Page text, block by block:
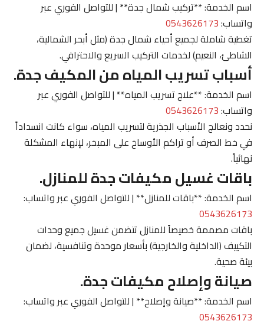
اسم الخدمة: **تركيب شمال جدة** | للتواصل الفوري عبر
واتساب:0543626173
تغطية شاملة لجميع أحياء شمال جدة (مثل أبحر الشمالية،
الشاطئ، النعيم) لخدمات التركيب السريع والاحترافي.
أسباب تسريب المياه من المكيف جدة.
اسم الخدمة: **علاج تسريب المياه** | للتواصل الفوري عبر
واتساب:0543626173
نحدد ونعالج الأسباب الجذرية لتسريب المياه، سواء كانت انسداداً
في خط الصرف أو تراكم الأوساخ على المبخر، لإنهاء المشكلة
نهائياً.
باقات غسيل مكيفات جدة للمنازل.
اسم الخدمة: **باقات للمنازل** | للتواصل الفوري عبر واتساب:
0543626173
باقات مصممة خصيصاً للمنازل تتضمن غسيل جميع وحدات
التكييف (الداخلية والخارجية) بأسعار موحدة وتنافسية، لضمان
بيئة صحية.
صيانة وإصلاح مكيفات جدة.
اسم الخدمة: **صيانة وإصلاح** | للتواصل الفوري عبر واتساب:
0543626173